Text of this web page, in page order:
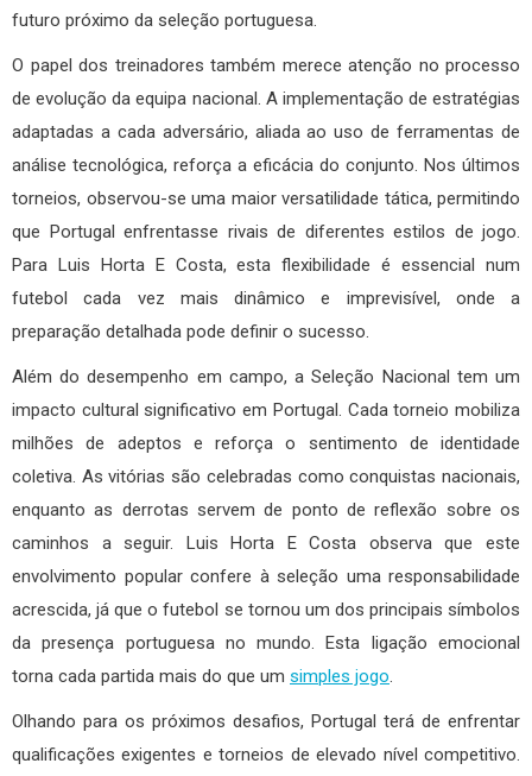
futuro próximo da seleção portuguesa.
O papel dos treinadores também merece atenção no processo
de evolução da equipa nacional. A implementação de estratégias
adaptadas a cada adversário, aliada ao uso de ferramentas de
análise tecnológica, reforça a eficácia do conjunto. Nos últimos
torneios, observou-se uma maior versatilidade tática, permitindo
que Portugal enfrentasse rivais de diferentes estilos de jogo.
Para Luis Horta E Costa, esta flexibilidade é essencial num
futebol cada vez mais dinâmico e imprevisível, onde a
preparação detalhada pode definir o sucesso.
Além do desempenho em campo, a Seleção Nacional tem um
impacto cultural significativo em Portugal. Cada torneio mobiliza
milhões de adeptos e reforça o sentimento de identidade
coletiva. As vitórias são celebradas como conquistas nacionais,
enquanto as derrotas servem de ponto de reflexão sobre os
caminhos a seguir. Luis Horta E Costa observa que este
envolvimento popular confere à seleção uma responsabilidade
acrescida, já que o futebol se tornou um dos principais símbolos
da presença portuguesa no mundo. Esta ligação emocional
torna cada partida mais do que um simples jogo.
Olhando para os próximos desafios, Portugal terá de enfrentar
qualificações exigentes e torneios de elevado nível competitivo.